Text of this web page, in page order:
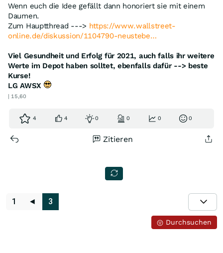
Wenn euch die Idee gefällt dann honoriert sie mit einem
Daumen.
Zum Hauptthread ---> https://www.wallstreet-
online.de/diskussion/1104790-neustebe…
Viel Gesundheit und Erfolg für 2021, auch falls ihr weitere
Werte im Depot haben solltet, ebenfalls dafür --> beste
Kurse!
LG AWSX
| 15,60
4 4 0 0 0 0
Zitieren
1 ◄ 3
Durchsuchen